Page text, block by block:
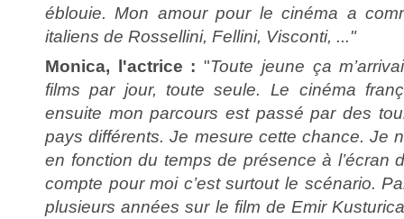
éblouie. Mon amour pour le cinéma a
italiens de Rossellini, Fellini, Visconti, ..."
Monica, l'actrice : "Toute jeune ça
films par jour, toute seule. Le cinéma
ensuite mon parcours est passé par des
pays différents. Je mesure cette chance. Je
en fonction du temps de présence à l’écran
compte pour moi c’est surtout le scénario.
plusieurs années sur le film de Emir